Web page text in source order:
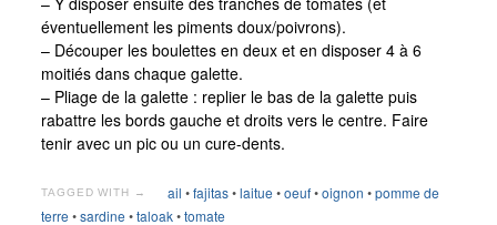
éventuellement les piments doux/poivrons).
– Découper les boulettes en deux et en disposer 4 à 6
moitiés dans chaque galette.
– Pliage de la galette : replier le bas de la galette puis
rabattre les bords gauche et droits vers le centre. Faire
tenir avec un pic ou un cure-dents.
TAGGED WITH → ail •fajitas•laitue•oeuf•oignon •pomme de
terre•sardine•taloak•tomate